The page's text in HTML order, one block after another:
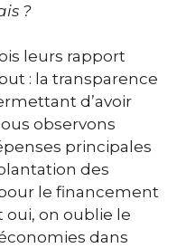
?
leurs rapport
: la transparence
d’avoir
observons
principales
des
le financement
oui, on oublie le
dans